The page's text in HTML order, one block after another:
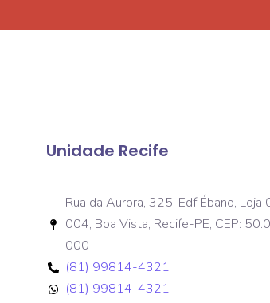
Unidade Recife
Rua da Aurora, 325, Edf Ébano, Loja
004, Boa Vista, Recife-PE, CEP:
000
(81) 99814-4321
(81) 99814-4321